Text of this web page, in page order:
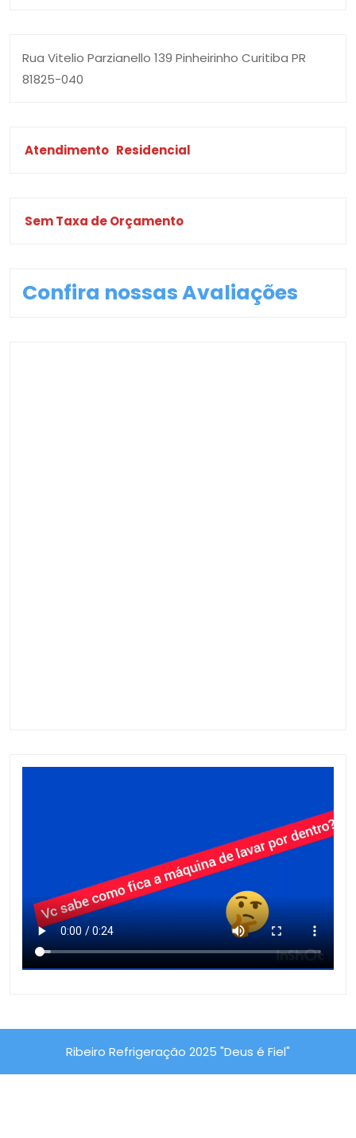
Rua Vitelio Parzianello 139 Pinheirinho Curitiba PR
81825-040
Atendimento Residencial
Sem Taxa de Orçamento
Confira nossas Avaliações
Ribeiro Refrigeração 2025 "Deus é Fiel"